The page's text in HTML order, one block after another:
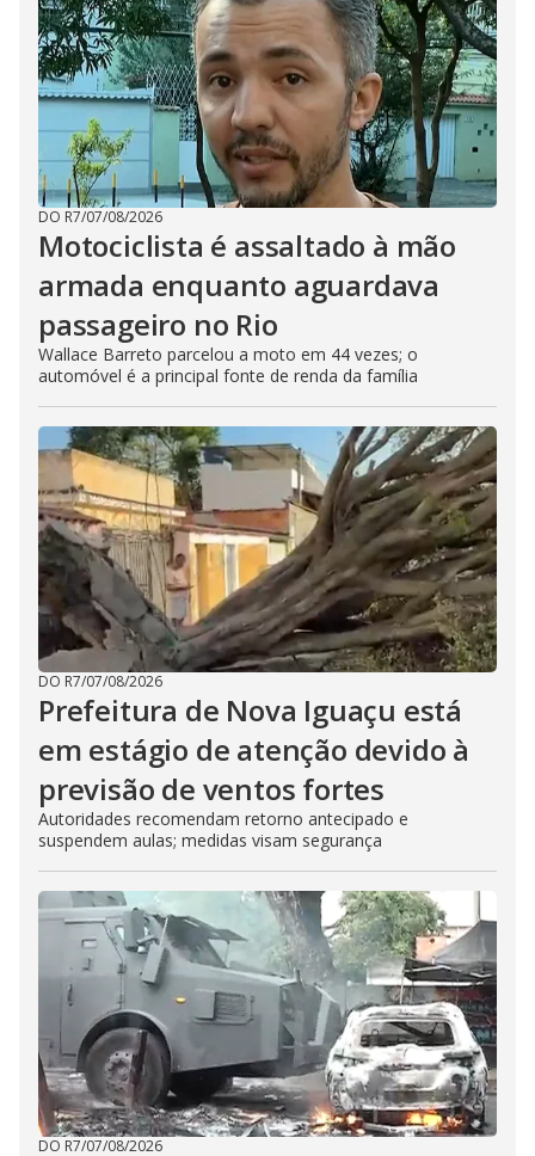
DO R7/07/08/2026
Motociclista é assaltado à mão
armada enquanto aguardava
passageiro no Rio
Wallace Barreto parcelou a moto em 44 vezes; o
automóvel é a principal fonte de renda da família
DO R7/07/08/2026
Prefeitura de Nova Iguaçu está
em estágio de atenção devido à
previsão de ventos fortes
Autoridades recomendam retorno antecipado e
suspendem aulas; medidas visam segurança
DO R7/07/08/2026